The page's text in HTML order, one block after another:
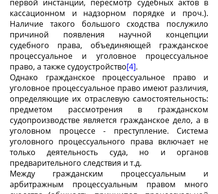
первой инстанции, пересмотр судебных актов в
кассационном и надзорном порядке и проч.).
Наличие такого большого сходства послужило
причиной появления научной концепции
судебного права, объединяющей гражданское
процессуальное и уголовное процессуальное
право, а также судоустройство[4].
Однако гражданское процессуальное право и
уголовное процессуальное право имеют различия,
определяющие их отраслевую самостоятельность:
предметом рассмотрения в гражданском
судопроизводстве является гражданское дело, а в
уголовном процессе - преступление. Система
уголовного процессуального права включает не
только деятельность суда, но и органов
предварительного следствия и т.д.
Между гражданским процессуальным и
арбитражным процессуальным правом много